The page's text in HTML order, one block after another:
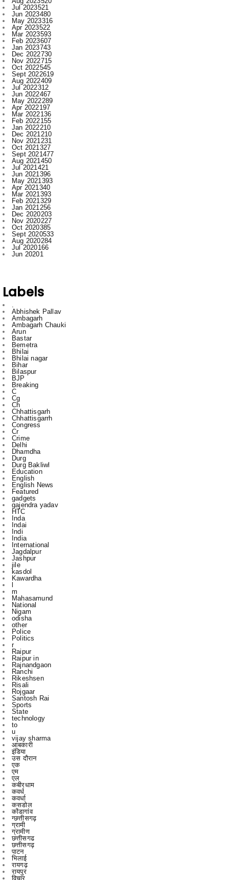
Mar 2023593
Feb 2023607
Jan 2023743
Dec 2022730
Nov 2022715
Oct 2022545
Sept 2022619
Aug 2022409
Jul 2022312
Jun 2022467
May 2022289
Apr 2022197
Mar 2022136
Feb 2022155
Jan 2022210
Dec 2021210
Nov 2021231
Oct 2021327
Sept 2021477
Aug 2021450
Jul 2021421
Jun 2021396
May 2021393
Apr 2021340
Mar 2021393
Feb 2021329
Jan 2021256
Dec 2020203
Nov 2020227
Oct 2020385
Sept 2020533
Aug 2020284
Jul 2020166
Jun 20201
Ambagarh
Ambagarh Chauki
Bastar
Bemetra
Bhilai
Bhilai nagar
Bihar
Bilaspur
BJP
Breaking
C
Cg
Ch
Chhattisgarh
Chhattisgarrh
Congress
Cr
Crime
Delhi
Dhamdha
Durg
Durg Bakliwl
Education
English
English News
Featured
gadgets
gajendra yadav
HTC
Inda
Indai
Indi
India
International
Jagdalpur
Jashpur
jile
kasdol
Kawardha
l
m
Mahasamund
National
Nigam
odisha
other
Police
Politics
r
Raipur
Raipur in
Rajnandgaon
Ranchi
Rikeshsen
Risali
Rojgaar
Santosh Rai
Sports
State
technology
to
u
vijay sharma
आबकारी
इंडिया
उस दौरान
एक
एम
एल
कबीरधाम
कवर्ध
कवर्धा
कसडोल
कोंडागांव
ग्छत्तीसगढ़
ग्रामी
ग्रामीण
छत्तीसगढ
छत्तीसगढ़
पाटन
भिलाई
रायगढ़
रायपुर
विचार
विचार मंथन
विचारमंथन
शहर
शहरChhattisgarrh